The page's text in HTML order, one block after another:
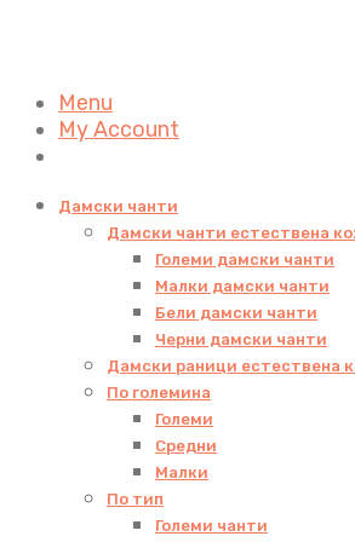
Menu
My Account
Дамски чанти
Дамски чанти естествена
Големи дамски чанти
Малки дамски чанти
Бели дамски чанти
Черни дамски чанти
Дамски раници естествена
По големина
Големи
Средни
Малки
По тип
Големи чанти